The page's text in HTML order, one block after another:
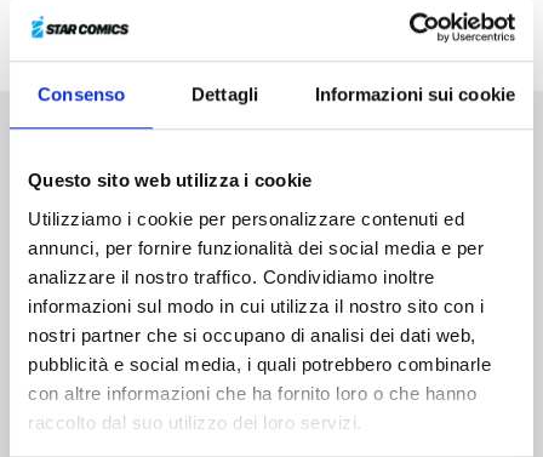
Consenso Dettagli Informazioni sui cookie
Questo sito web utilizza i cookie
Utilizziamo i cookie per personalizzare contenuti ed
annunci, per fornire funzionalità dei social media e per
analizzare il nostro traffico. Condividiamo inoltre
informazioni sul modo in cui utilizza il nostro sito con i
nostri partner che si occupano di analisi dei dati web,
pubblicità e social media, i quali potrebbero combinarle
con altre informazioni che ha fornito loro o che hanno
raccolto dal suo utilizzo dei loro servizi.
dietro le quinte?
Altri volumi della serie